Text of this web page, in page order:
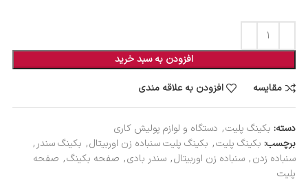
افزودن به سبد خرید
مقایسه
افزودن به علاقه مندی
دسته: بکینگ پلیت, دستگاه و لوازم پولیش کاری
برچسب: بکینگ پلیت, بکینگ پلیت سنباده زن اوربیتال, بکینگ سندر,
سنباده زدن, سنباده زن اوربیتال, سندر بادی, صفحه بکینگ, صفحه
پلیت